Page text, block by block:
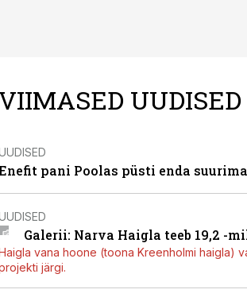
VIIMASED UUDISED
pani Poolas püsti enda
Galerii: Narva Haigla teeb 19,2 -
vana hoone (toona Kreenholmi haigla)
järgi.